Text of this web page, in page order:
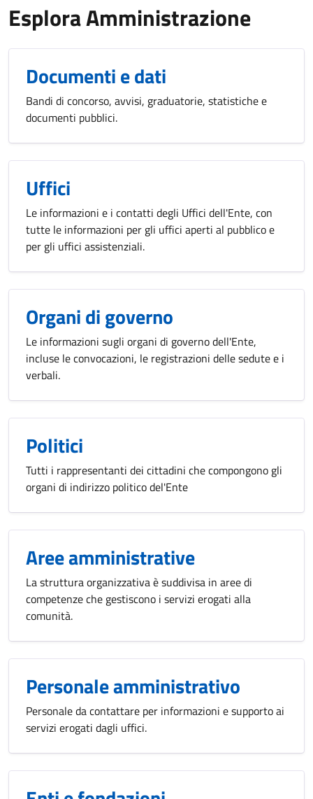
Esplora Amministrazione
Documenti e dati
Bandi di concorso, avvisi, graduatorie, statistiche e
documenti pubblici.
Uffici
Le informazioni e i contatti degli Uffici dell'Ente, con
tutte le informazioni per gli uffici aperti al pubblico e
per gli uffici assistenziali.
Organi di governo
Le informazioni sugli organi di governo dell'Ente,
incluse le convocazioni, le registrazioni delle sedute e i
verbali.
Politici
Tutti i rappresentanti dei cittadini che compongono gli
organi di indirizzo politico del'Ente
Aree amministrative
La struttura organizzativa è suddivisa in aree di
competenze che gestiscono i servizi erogati alla
comunità.
Personale amministrativo
Personale da contattare per informazioni e supporto ai
servizi erogati dagli uffici.